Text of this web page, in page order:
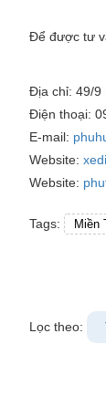
Để được tư
Địa chỉ: 49/9
Điện thoại:
E-mail:
Website:
Website:
Tags: Miền
Lọc theo: